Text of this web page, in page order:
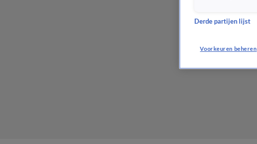
Derde partijen lijst
Voorkeuren beheren